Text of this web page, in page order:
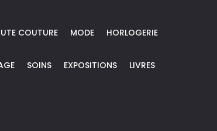
COUTURE MODE HORLOGERIE
SOINS EXPOSITIONS LIVRES